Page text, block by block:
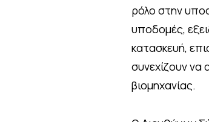
ρόλο στην
υποδομές,
κατασκευή,
συνεχίζουν να
βιομηχανίας.